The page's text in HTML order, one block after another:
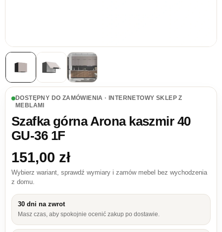
DOSTĘPNY DO ZAMÓWIENIA · INTERNETOWY SKLEP Z
MEBLAMI
Szafka górna Arona kaszmir 40
GU-36 1F
151,00 zł
Wybierz wariant, sprawdź wymiary i zamów mebel bez wychodzenia
z domu.
30 dni na zwrot
Masz czas, aby spokojnie ocenić zakup po dostawie.